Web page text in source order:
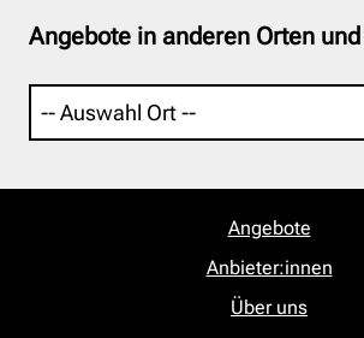
Angebote in anderen Orten
Angebote
Anbieter:innen
Über uns